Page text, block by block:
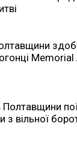
Полтавщини
з вільної